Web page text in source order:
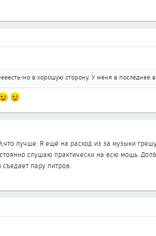
но в хорошую сторону. У меня в последнее
лучше. Я ещё на расход из за музыки
слушаю практически на всю мощь.
пару литров.